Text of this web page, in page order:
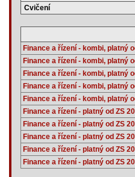
Cvičení
Finance a řízení - kombi, platný
Finance a řízení - kombi, platný
Finance a řízení - kombi, platný
Finance a řízení - kombi, platný
Finance a řízení - kombi, platný
Finance a řízení - platný od ZS
Finance a řízení - platný od ZS
Finance a řízení - platný od ZS
Finance a řízení - platný od ZS
Finance a řízení - platný od ZS